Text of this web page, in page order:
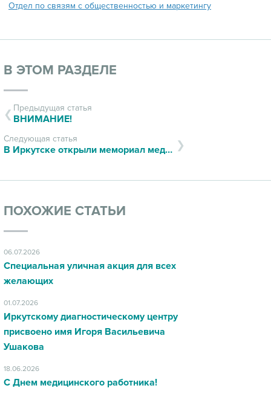
Отдел по связям с общественностью и маркетингу
В ЭТОМ РАЗДЕЛЕ
Предыдущая статья
ВНИМАНИЕ!
Следующая статья
В Иркутске открыли мемориал медикам, погибшим от коронавирусной инфекции
ПОХОЖИЕ СТАТЬИ
06.07.2026
Специальная уличная акция для всех
желающих
01.07.2026
Иркутскому диагностическому центру
присвоено имя Игоря Васильевича
Ушакова
18.06.2026
С Днем медицинского работника!